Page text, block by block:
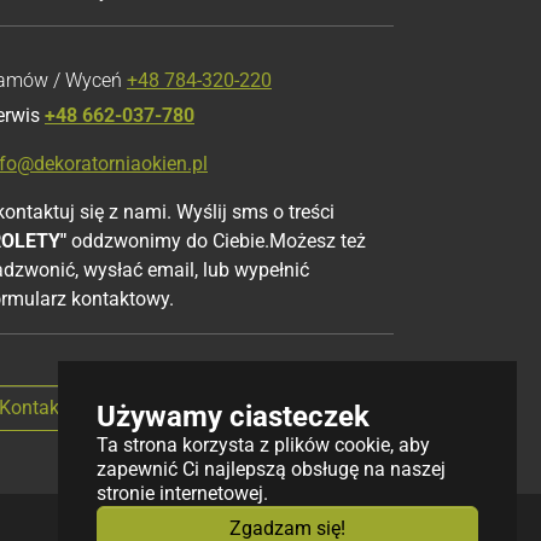
Używamy ciasteczek
Ta strona korzysta z plików cookie, aby
zapewnić Ci najlepszą obsługę na naszej
stronie internetowej.
Zgadzam się!
/ Wyceń +48 784-320-220
+48 662-037-780
się z nami. Wyślij sms o treści
oddzwonimy do Ciebie.Możesz też
wysłać email, lub wypełnić
kontaktowy.
Kontakt przez formularz